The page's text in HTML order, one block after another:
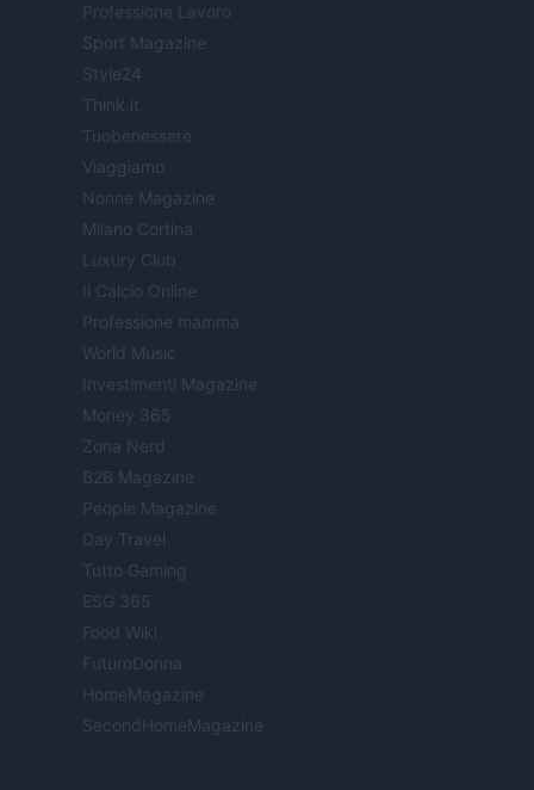
Professione Lavoro
Sport Magazine
Style24
Think.it
Tuobenessere
Viaggiamo
Nonne Magazine
Milano Cortina
Luxury Club
Il Calcio Online
Professione mamma
World Music
Investimenti Magazine
Money 365
Zona Nerd
B2B Magazine
People Magazine
Day Travel
Tutto Gaming
ESG 365
Food Wiki
FuturoDonna
HomeMagazine
SecondHomeMagazine